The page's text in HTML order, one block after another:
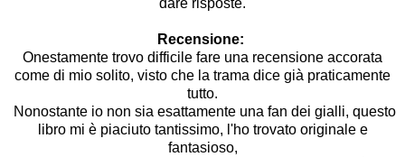
dare risposte.
Recensione:
Onestamente trovo difficile fare una recensione accorata
come di mio solito, visto che la trama dice già praticamente
tutto.
Nonostante io non sia esattamente una fan dei gialli, questo
libro mi è piaciuto tantissimo, l'ho trovato originale e
fantasioso,